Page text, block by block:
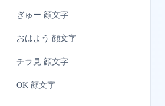
ぎゅー 顔文字
おはよう 顔文字
チラ見 顔文字
OK 顔文字